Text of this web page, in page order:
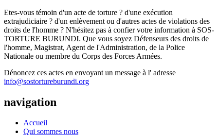
Etes-vous témoin d'un acte de torture ? d'une exécution
extrajudiciaire ? d'un enlèvement ou d'autres actes de violations des
droits de l'homme ? N'hésitez pas à confier votre information à SOS-
TORTURE BURUNDI. Que vous soyez Défenseurs des droits de
l'homme, Magistrat, Agent de l'Administration, de la Police
Nationale ou membre du Corps des Forces Armées.
Dénoncez ces actes en envoyant un message à l' adresse
info@sostortureburundi.org
navigation
Accueil
Qui sommes nous